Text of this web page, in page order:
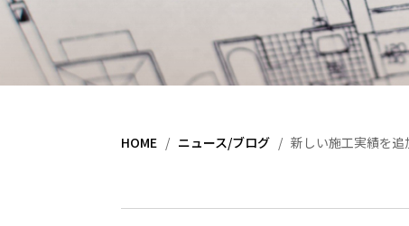
HOME / ニュース/ブログ /新しい施工実績を追